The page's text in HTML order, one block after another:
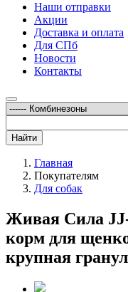
Наши отправки
Акции
Доставка и оплата
Для СПб
Новости
Контакты
Найти
Главная
Покупателям
Для собак
Живая Сила
корм для
крупная